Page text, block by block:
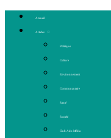
Accueil
Articles
Politique
Culture
Environnement
Communautaire
Santé
Société
Club Ado Média